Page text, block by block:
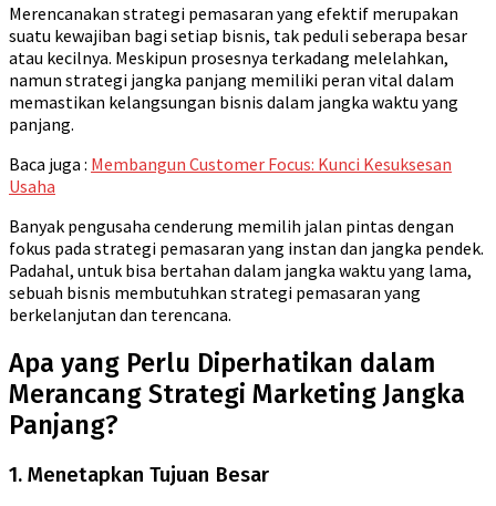
Merencanakan strategi pemasaran yang efektif merupakan
suatu kewajiban bagi setiap bisnis, tak peduli seberapa besar
atau kecilnya. Meskipun prosesnya terkadang melelahkan,
namun strategi jangka panjang memiliki peran vital dalam
memastikan kelangsungan bisnis dalam jangka waktu yang
panjang.
Baca juga : Membangun Customer Focus: Kunci Kesuksesan
Usaha
Banyak pengusaha cenderung memilih jalan pintas dengan
fokus pada strategi pemasaran yang instan dan jangka pendek.
Padahal, untuk bisa bertahan dalam jangka waktu yang lama,
sebuah bisnis membutuhkan strategi pemasaran yang
berkelanjutan dan terencana.
Apa yang Perlu Diperhatikan dalam
Merancang Strategi Marketing Jangka
Panjang?
1. Menetapkan Tujuan Besar